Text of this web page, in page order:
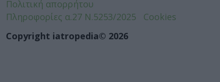
Πολιτική απορρήτου
Πληροφορίες α.27 Ν.5253/2025
Cookies
Copyright iatropedia© 2026